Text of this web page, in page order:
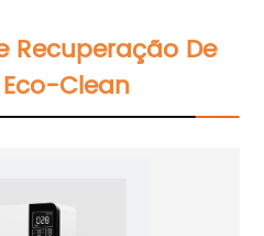
Recuperação De
Clean